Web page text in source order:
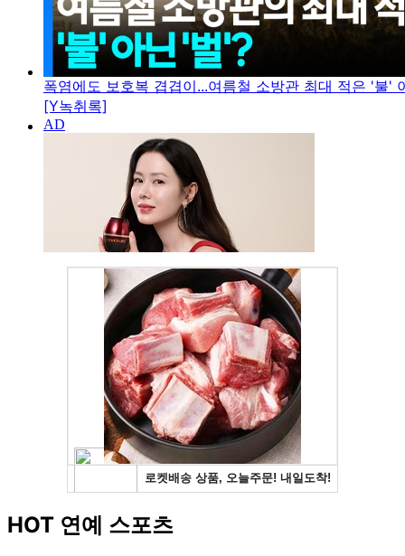
폭염에도 보호복 겹겹이...여름철 소방관 최대 적은 '불'
[Y녹취록]
HOT 연예 스포츠